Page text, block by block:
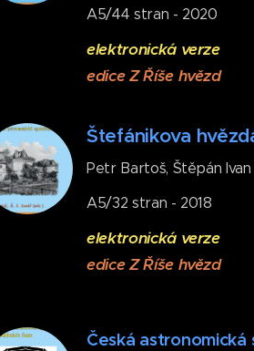
A5/44 stran - 2020
elektronická verze
edice Z Říše hvězd
Štefánikova
Petr Bartoš, Štěpán
A5/32 stran - 2018
elektronická verze
edice Z Říše hvězd
Česká